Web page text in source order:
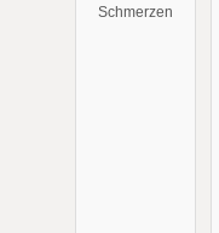
Schmerzen